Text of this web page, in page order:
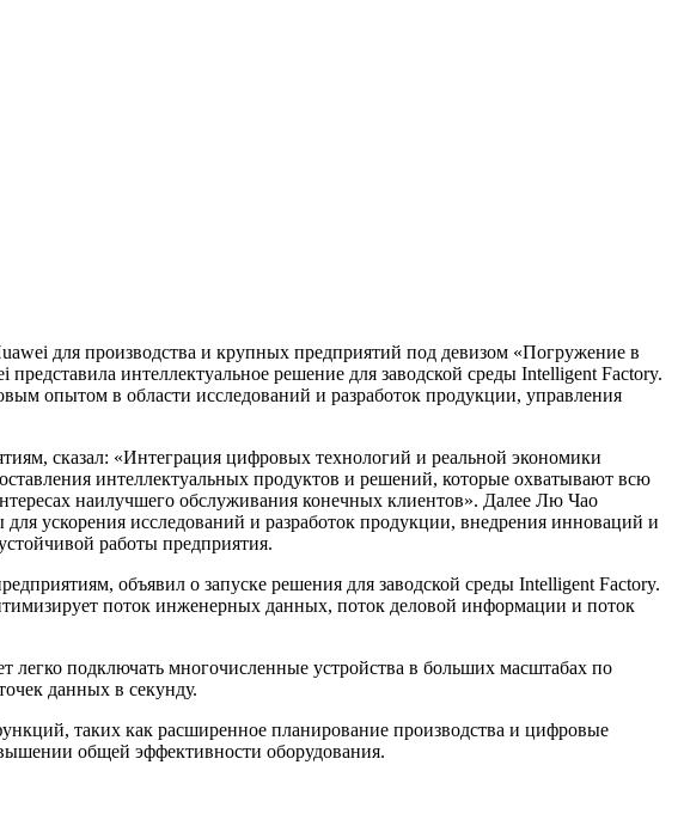
для производства и крупных предприятий под девизом «Погружение в
интеллектуальное решение для заводской среды Intelligent Factory.
опытом в области исследований и разработок продукции, управления
сказал: «Интеграция цифровых технологий и реальной экономики
интеллектуальных продуктов и решений, которые охватывают всю
наилучшего обслуживания конечных клиентов». Далее Лю Чао
ускорения исследований и разработок продукции, внедрения инноваций и
работы предприятия.
объявил о запуске решения для заводской среды Intelligent Factory.
поток инженерных данных, поток деловой информации и поток
подключать многочисленные устройства в больших масштабах по
данных в секунду.
таких как расширенное планирование производства и цифровые
общей эффективности оборудования.